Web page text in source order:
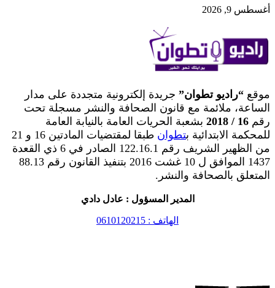
أغسطس 9, 2026
موقع “راديو تطوان” جريدة إلكترونية متجددة على مدار
الساعة، ملائمة مع قانون الصحافة والنشر مسجلة تحت
رقم 16 / 2018
بشعبة الحريات العامة بالنيابة العامة
للمحكمة الابتدائية بتطوان
طبقا لمقتضيات المادتين 16 و 21
من الظهير الشريف رقم 122.16.1 الصادر في 6 ذي القعدة
1437 الموافق ل 10 غشت 2016 بتنفيذ القانون رقم 88.13
المتعلق بالصحافة والنشر.
المدير المسؤول : عادل دادي
الهاتف : 0610120215